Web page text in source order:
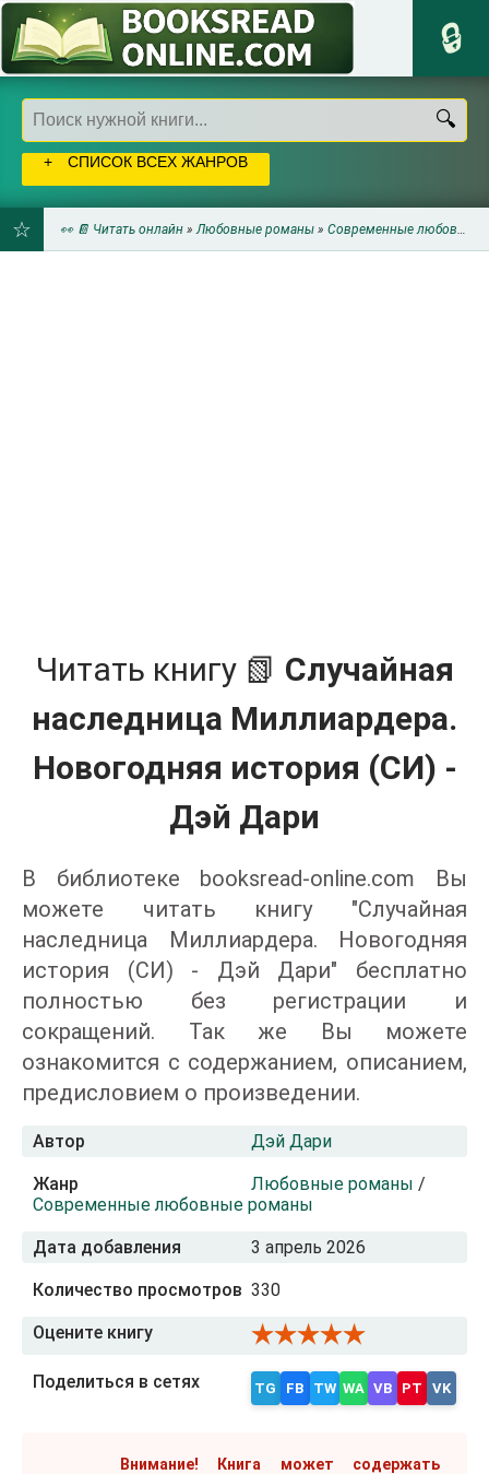
СПИСОК ВСЕХ ЖАНРОВ
👀 📔 Читать онлайн »Любовные романы » Современные любовные романы
Читать книгу 📗 Случайная
наследница Миллиардера.
Новогодняя история (СИ) -
Дэй Дари
В библиотеке booksread-online.com Вы
можете читать книгу "Случайная
наследница Миллиардера. Новогодняя
история (СИ) - Дэй Дари" бесплатно
полностью без регистрации и
сокращений. Так же Вы можете
ознакомится с содержанием, описанием,
предисловием о произведении.
Автор Дэй Дари
Жанр Любовные романы /
Современные любовные романы
Дата добавления 3 апрель 2026
Количество просмотров 330
Оцените книгу
Поделиться в сетях TG FB TW WA VB PT VK
Внимание! Книга может содержать